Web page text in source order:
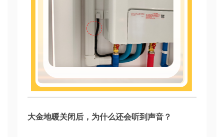
大金地暖关闭后，为什么还会听到声音？